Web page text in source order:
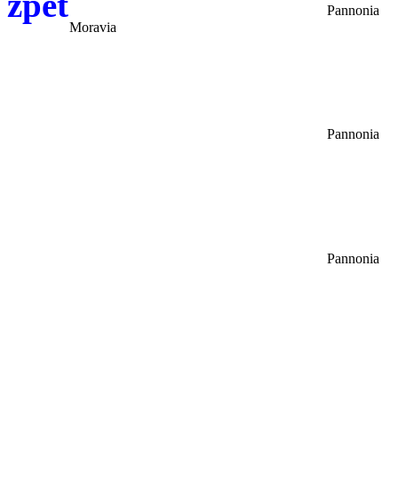
Pannonia
Pannonia
Pannonia
Moravia